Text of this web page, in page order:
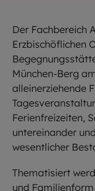
Der Fachbereich
Erzbischöflichen
München-Berg
alleinerziehende
Ferienfreizeiten,
untereinander
wesentlicher
Thematisiert
und